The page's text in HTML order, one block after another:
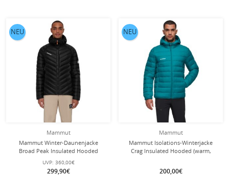
Mammut
Mammut Winter-Daunenjacke
Broad Peak Insulated Hooded
(wärmend dank Daunenfüllung)
2025 schwarz Herren
UVP: 360,00€
299,90€
NEU
Mammut
Mammut Isolations-Winterjacke
Crag Insulated Hooded (warm,
200,00€
NEU